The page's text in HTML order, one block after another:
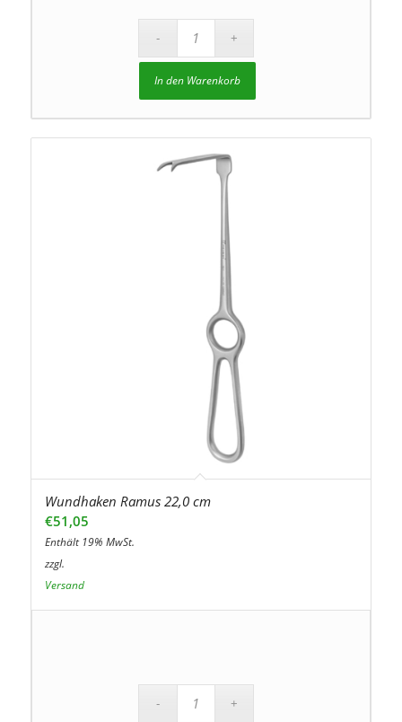
In den Warenkorb
Wundhaken Ramus 22,0 cm
€51,05
Enthält 19% MwSt.
zzgl.
Versand